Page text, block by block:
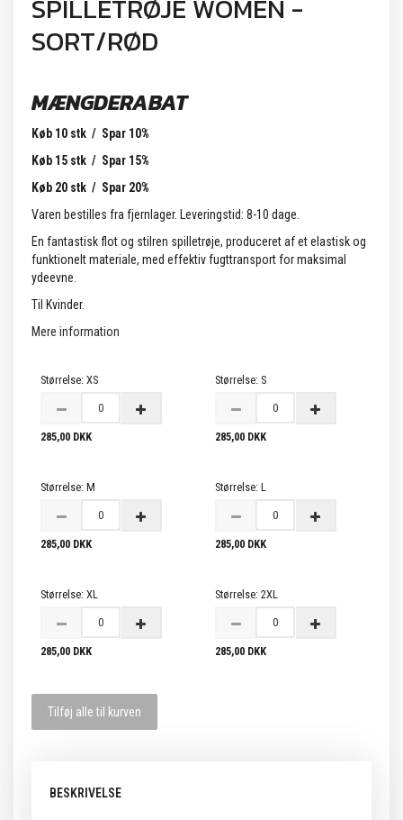
SPILLETRØJE WOMEN -
SORT/RØD
MÆNGDERABAT
Køb 10 stk / Spar 10%
Køb 15 stk / Spar 15%
Køb 20 stk / Spar 20%
Varen bestilles fra fjernlager. Leveringstid: 8-10 dage.
En fantastisk flot og stilren spilletrøje, produceret af et elastisk og
funktionelt materiale, med effektiv fugttransport for maksimal
ydeevne.
Til Kvinder.
Mere information
Størrelse: XS
285,00 DKK
Størrelse: S
285,00 DKK
Størrelse: M
285,00 DKK
Størrelse: L
285,00 DKK
Størrelse: XL
285,00 DKK
Størrelse: 2XL
285,00 DKK
Tilføj alle til kurven
BESKRIVELSE